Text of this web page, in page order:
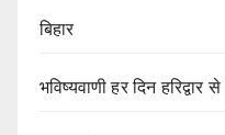
बिहार
भविष्यवाणी हर दिन हरिद्वार से